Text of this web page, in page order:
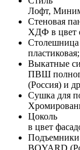
Лофт,
Стеновая
ХДФ в цвет
Столешница
Выкатные
ПВШ
(Россия) и
Сушка для
Цоколь
в цвет
Подъемники
BOYARD